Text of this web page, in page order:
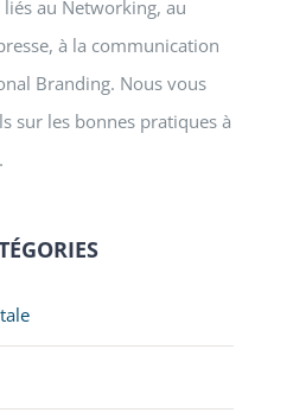
au Networking, au
à la communication
Branding. Nous vous
sur les bonnes pratiques à